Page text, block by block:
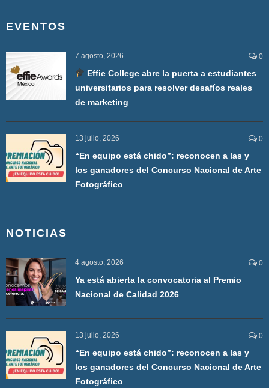
EVENTOS
7 agosto, 2026 0
Effie College abre la puerta a estudiantes
universitarios para resolver desafíos reales
de marketing
13 julio, 2026 0
“En equipo está chido”: reconocen a las y
los ganadores del Concurso Nacional de Arte
Fotográfico
NOTICIAS
4 agosto, 2026 0
Ya está abierta la convocatoria al Premio
Nacional de Calidad 2026
13 julio, 2026 0
“En equipo está chido”: reconocen a las y
los ganadores del Concurso Nacional de Arte
Fotográfico